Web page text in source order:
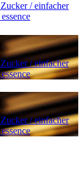
/ einfacher
/ einfacher
/ einfacher